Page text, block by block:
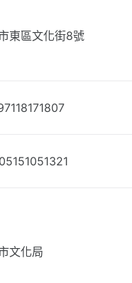
東區文化街8號
文化局